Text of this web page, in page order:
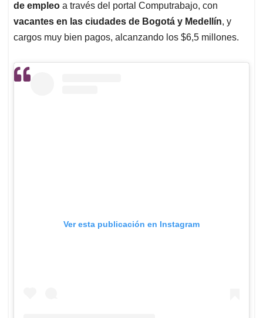
de empleo a través del portal Computrabajo, con
vacantes en las ciudades de Bogotá y Medellín, y
cargos muy bien pagos, alcanzando los $6,5 millones.
Ver esta publicación en Instagram